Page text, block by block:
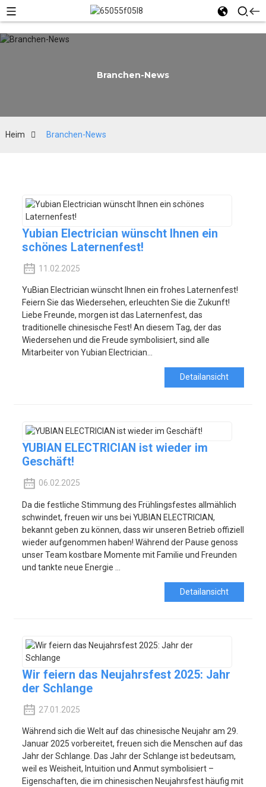
Branchen-News
Heim Branchen-News
Yubian Electrician wünscht Ihnen ein
schönes Laternenfest!
11.02.2025
YuBian Electrician wünscht Ihnen ein frohes Laternenfest!
Feiern Sie das Wiedersehen, erleuchten Sie die Zukunft!
Liebe Freunde, morgen ist das Laternenfest, das
traditionelle chinesische Fest! An diesem Tag, der das
Wiedersehen und die Freude symbolisiert, sind alle
Mitarbeiter von Yubian Electrician...
Detailansicht
YUBIAN ELECTRICIAN ist wieder im
Geschäft!
06.02.2025
Da die festliche Stimmung des Frühlingsfestes allmählich
schwindet, freuen wir uns bei YUBIAN ELECTRICIAN,
bekannt geben zu können, dass wir unseren Betrieb offiziell
wieder aufgenommen haben! Während der Pause genoss
unser Team kostbare Momente mit Familie und Freunden
und tankte neue Energie ...
Detailansicht
Wir feiern das Neujahrsfest 2025: Jahr
der Schlange
27.01.2025
Während sich die Welt auf das chinesische Neujahr am 29.
Januar 2025 vorbereitet, freuen sich die Menschen auf das
Jahr der Schlange. Das Jahr der Schlange ist bedeutsam,
weil es Weisheit, Intuition und Anmut symbolisiert –
Eigenschaften, die im chinesischen Neujahrsfest häufig mit